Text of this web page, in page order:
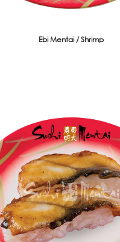
Ebi Mentai / Shrimp